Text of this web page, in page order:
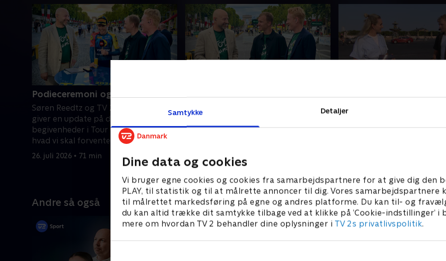
Samtykke Detaljer
Dine data og cookies
Vi bruger egne cookies og cookies fra samarbejdspartnere for at give dig den
PLAY, til statistik og til at målrette annoncer til dig. Vores samarbejdspartnere
til målrettet markedsføring på egne og andres platforme. Du kan til- og
du kan altid trække dit samtykke tilbage ved at klikke på ’Cookie-indstillinger’ i
mere om hvordan TV 2 behandler dine oplysninger i TV 2s privatlivspolitik.
Podieceremoni og interviews
Søren Reedtz og TV 2s eksperter
giver en update på de vigtigste
begivenheder i Tour de France, og
hvad vi skal forvente os af de
kommende dage.
26. juli 2026 • 71 min
Søren Reedtz og TV 2s eksperter ser
frem mod dagens etape i Tour de
France.
Søren Reedtz og TV 2s
Andre så også